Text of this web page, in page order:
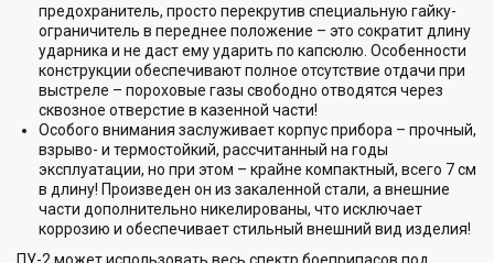
предохранитель, просто перекрутив специальную гайку-
ограничитель в переднее положение – это сократит длину
ударника и не даст ему ударить по капсюлю. Особенности
конструкции обеспечивают полное отсутствие отдачи при
выстреле – пороховые газы свободно отводятся через
сквозное отверстие в казенной части!
Особого внимания заслуживает корпус прибора – прочный,
взрыво- и термостойкий, рассчитанный на годы
эксплуатации, но при этом – крайне компактный, всего 7 см
в длину! Произведен он из закаленной стали, а внешние
части дополнительно никелированы, что исключает
коррозию и обеспечивает стильный внешний вид изделия!
ПУ-2 может использовать весь спектр боеприпасов под